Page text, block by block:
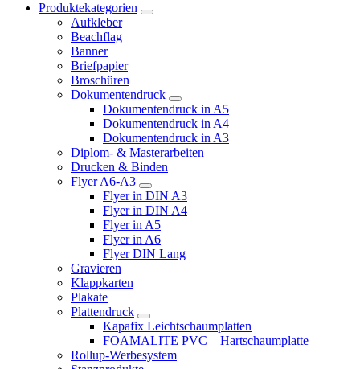
Produktekategorien
Aufkleber
Beachflag
Banner
Briefpapier
Broschüren
Dokumentendruck
Dokumentendruck in A5
Dokumentendruck in A4
Dokumentendruck in A3
Diplom- & Masterarbeiten
Drucken & Binden
Flyer A6-A3
Flyer in DIN A3
Flyer in DIN A4
Flyer in A5
Flyer in A6
Flyer DIN Lang
Gravieren
Klappkarten
Plakate
Plattendruck
Kapafix Leichtschaumplatten
FOAMALITE PVC – Hartschaumplatte
Rollup-Werbesystem